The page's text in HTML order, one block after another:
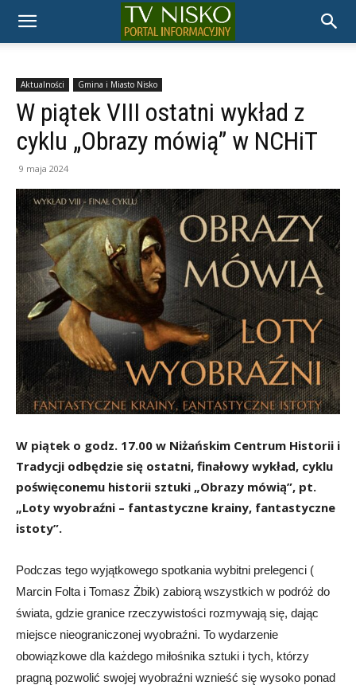
TELEWIZJA
NISKO
Aktualności Gmina i Miasto Nisko
W piątek VIII ostatni wykład z
cyklu „Obrazy mówią” w NCHiT
9 maja 2024
W piątek o godz. 17.00 w Niżańskim Centrum Historii i
Tradycji odbędzie się ostatni, finałowy wykład, cyklu
poświęconemu historii sztuki „Obrazy mówią”, pt.
„Loty wyobraźni – fantastyczne krainy, fantastyczne
istoty”.
Podczas tego wyjątkowego spotkania wybitni prelegenci (
Marcin Folta i Tomasz Żbik) zabiorą wszystkich w podróż do
świata, gdzie granice rzeczywistości rozmywają się, dając
miejsce nieograniczonej wyobraźni. To wydarzenie
obowiązkowe dla każdego miłośnika sztuki i tych, którzy
pragną pozwolić swojej wyobraźni wznieść się wysoko ponad